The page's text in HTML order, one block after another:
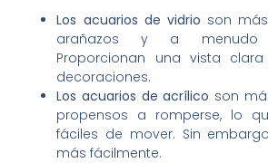
Los acuarios de vidrio son
arañazos y a menudo
Proporcionan una vista
decoraciones.
Los acuarios de acrílico son
propensos a romperse, lo
fáciles de mover. Sin
más fácilmente.